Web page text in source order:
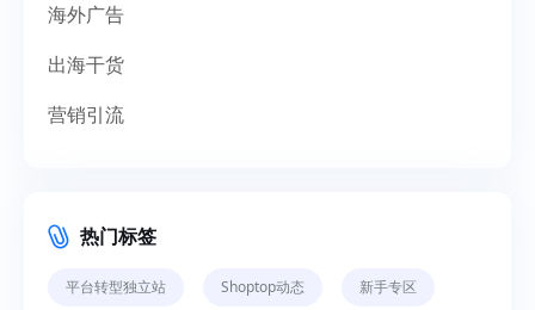
海外广告
出海干货
营销引流
热门标签
平台转型独立站 Shoptop动态 新手专区